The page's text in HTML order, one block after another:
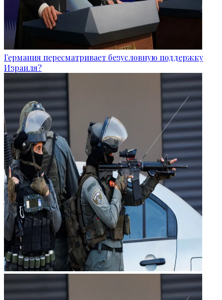
Германия пересматривает безусловную поддержку
Израиля?